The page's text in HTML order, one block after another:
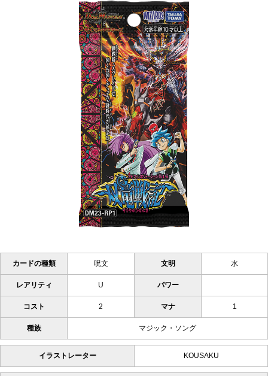
カードの種類 呪文 文明 水
レアリティ U パワー
コスト 2 マナ 1
種族 マジック・ソング
イラストレーター KOUSAKU